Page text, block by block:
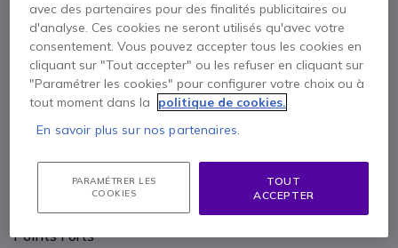
3 produits en stock Livraison : 24/48 h
13 produits en stock plateforme
Livraison :5-7 jours
Payez en 4 sans frais (1,49 €)Afficher plus
Points Forts
avec des partenaires pour des finalités publicitaires ou
d'analyse. Ces cookies ne seront utilisés qu'avec votre
consentement. Vous pouvez accepter tous les cookies en
cliquant sur "Tout accepter" ou les refuser en cliquant sur
"Paramétrer les cookies" pour configurer votre choix ou à
tout moment dans la
politique de cookies.
En savoir plus sur nos partenaires.
PARAMÉTRER LES
COOKIES
TOUT
ACCEPTER